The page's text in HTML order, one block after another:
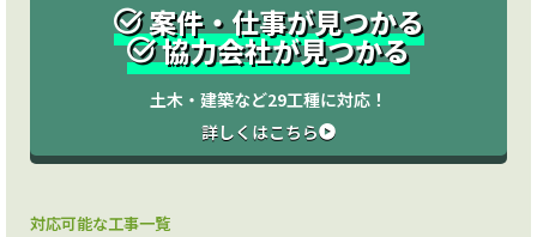
案件・仕事が見つかる
協力会社が見つかる
土木・建築など29工種に対応！
詳しくはこちら
対応可能な工事一覧